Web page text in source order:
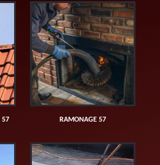
57 RAMONAGE 57